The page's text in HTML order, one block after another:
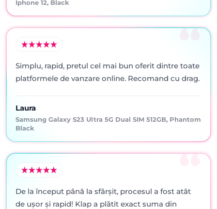
Iphone 12, Black
Simplu, rapid, pretul cel mai bun oferit dintre toate
platformele de vanzare online. Recomand cu drag.
Laura
Samsung Galaxy S23 Ultra 5G Dual SIM 512GB, Phantom
Black
De la început până la sfârșit, procesul a fost atât
de ușor și rapid! Klap a plătit exact suma din